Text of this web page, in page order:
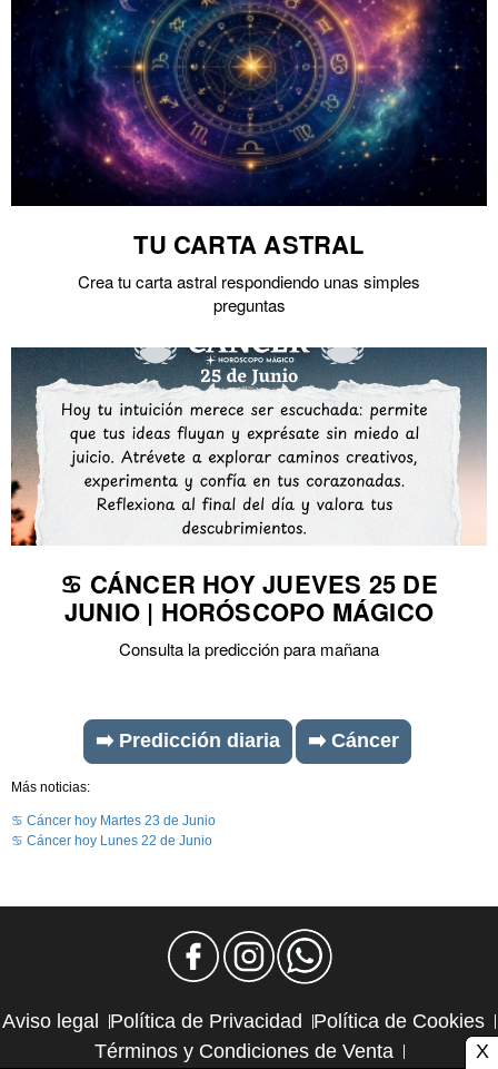
TU CARTA ASTRAL
Crea tu carta astral respondiendo unas simples
preguntas
♋ CÁNCER HOY JUEVES 25 DE
JUNIO | HORÓSCOPO MÁGICO
Consulta la predicción para mañana
➡️ Predicción diaria ➡️ Cáncer
Más noticias:
♋ Cáncer hoy Martes 23 de Junio
♋ Cáncer hoy Lunes 22 de Junio
Aviso legal Política de Privacidad
Política de Cookies
Términos y Condiciones de Venta
X